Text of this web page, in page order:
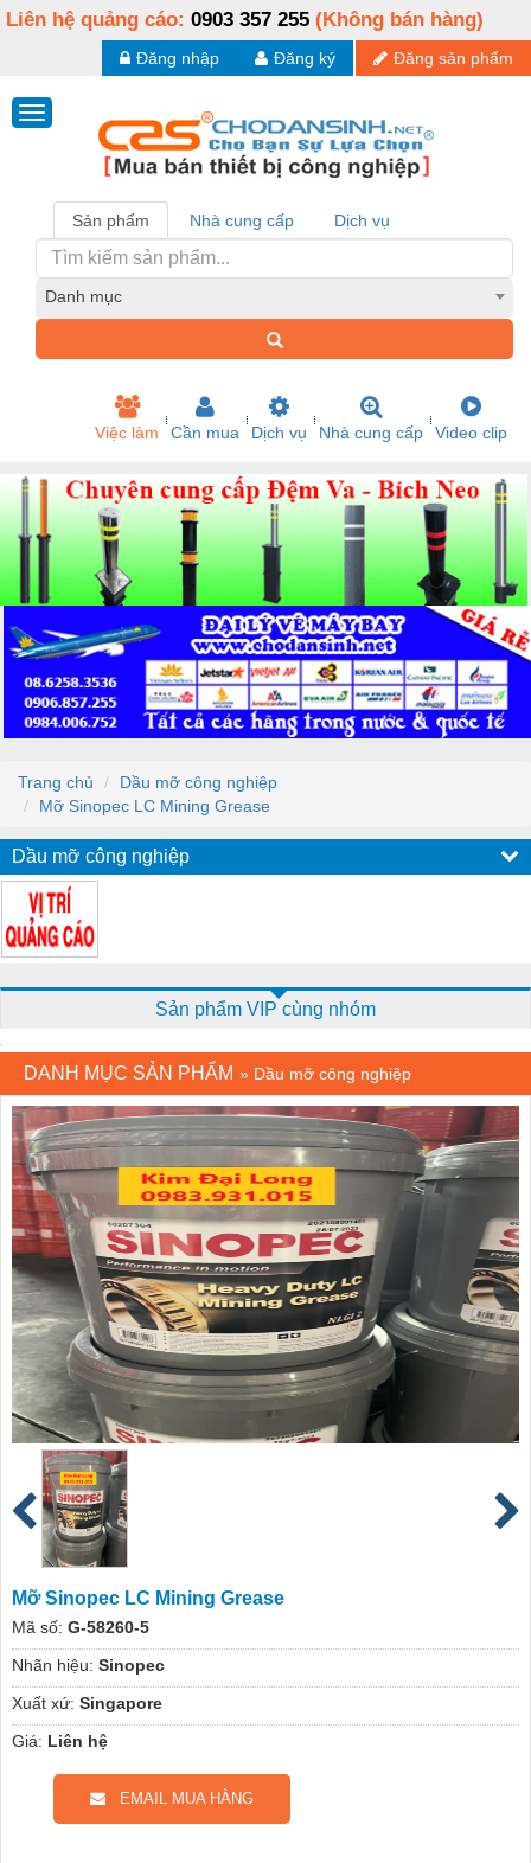
Liên hệ quảng cáo: 0903 357 255 (Không bán hàng)
Đăng sản phẩm
Đăng ký
Đăng nhập
Sản phẩm Nhà cung cấp Dịch vụ
Danh mục
Việc làm Cần mua Dịch vụ Nhà cung cấp Video clip
Trang chủ
Dầu mỡ công nghiệp
Mỡ Sinopec LC Mining Grease
Dầu mỡ công nghiệp
Sản phẩm VIP cùng nhóm
DANH MỤC SẢN PHẨM » Dầu mỡ công nghiệp
Mỡ Sinopec LC Mining Grease
Mã số: G-58260-5
Nhãn hiệu: Sinopec
Xuất xứ: Singapore
Giá: Liên hệ
EMAIL MUA HÀNG